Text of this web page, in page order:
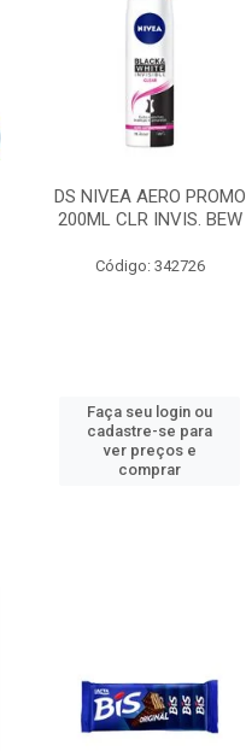
DS NIVEA AERO PROMO
200ML CLR INVIS. BEW
Código: 342726
Faça seu login ou
cadastre-se para
ver preços e
comprar